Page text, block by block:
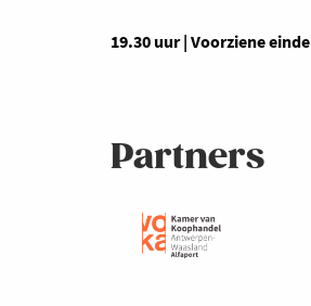
19.30 uur | Voorziene einde
Partners